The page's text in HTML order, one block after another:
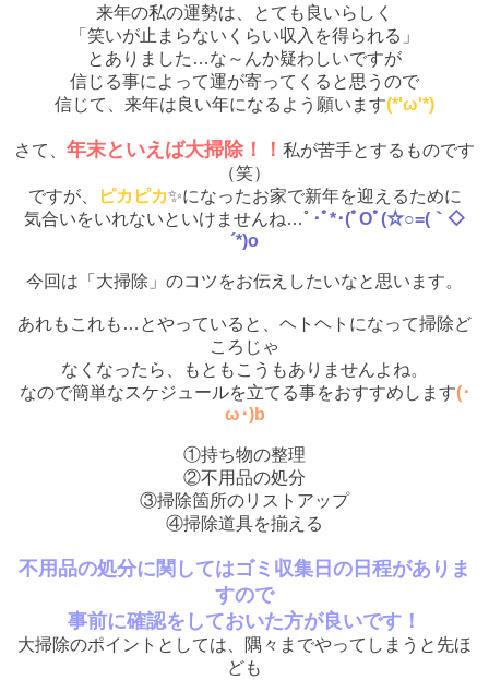
来年の私の運勢は、とても良いらしく
「笑いが止まらないくらい収入を得られる」
とありました…な～んか疑わしいですが
信じる事によって運が寄ってくると思うので
信じて、来年は良い年になるよう願います(*'ω'*)
さて、 年末といえば大掃除！！ 私が苦手とするものです
（笑）
ですが、
ピカピカ✨になったお家で新年を迎えるために
気合いをいれないといけませんね…ﾟ ･ﾟ*･(ﾟOﾟ(☆○=(｀◇
´*)o
今回は「大掃除」のコツをお伝えしたいなと思います。
あれもこれも…とやっていると、ヘトヘトになって掃除ど
ころじゃ
なくなったら、もともこうもありませんよね。
なので簡単なスケジュールを立てる事をおすすめします(･
ω･)b
①持ち物の整理
②不用品の処分
③掃除箇所のリストアップ
④掃除道具を揃える
不用品の処分に関してはゴミ収集日の日程がありま
すので
事前に確認をしておいた方が良いです！
大掃除のポイントとしては、隅々までやってしまうと先ほ
ども